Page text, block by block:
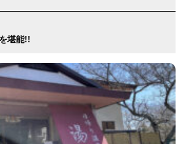
堪能!!